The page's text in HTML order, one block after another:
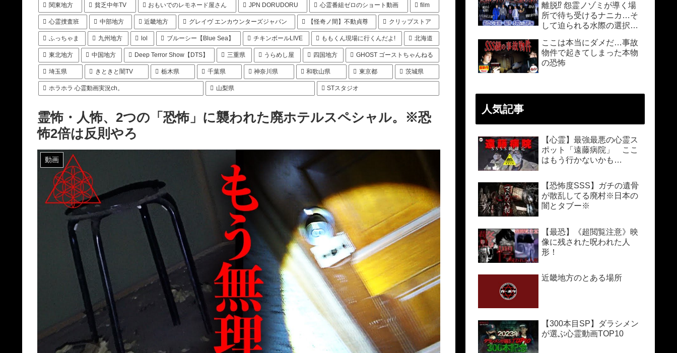
関東地方 貧乏中年TV おもいでのレモネード屋さん JPN DORUDORU 心霊番組ゼロのショート動画 film
心霊捜査班 中部地方 近畿地方 グレイヴ エンカウンターズジャパン 【怪奇ノ間】不動貞尊 クリップストア
ふっちゃま 九州地方 lol ブルーシー【Blue Sea】 チキンボールLIVE ももくん現場に行くんだよ! 北海道
東北地方 中国地方 Deep Terror Show【DTS】 三重県 うらめし屋 四国地方 GHOST ゴーストちゃんねる
埼玉県 きときと闇TV 栃木県 千葉県 神奈川県 和歌山県 東京都 茨城県
ホラホラ 心霊動画実況ch。 山梨県 STスタジオ
霊怖・人怖、2つの「恐怖」に襲われた廃ホテルスペシャル。※恐
怖2倍は反則やろ
動画
離脱⁉︎ 怨霊ノゾミが導く場
所で待ち受けるナニカ…そ
して迫られる水際の選択…
ここは本当にダメだ…事故
物件で起きてしまった本物
の恐怖
人気記事
【心霊】最強最悪の心霊ス
ポット「遠藤病院」 ここ
はもう行かないかも…
【恐怖度SSS】ガチの遺骨
が散乱してる廃村※日本の
闇とタブー※
【最恐】《超閲覧注意》映
像に残された呪われた人
形！
近畿地方のとある場所
【300本目SP】ダラシメン
が選ぶ心霊動画TOP10